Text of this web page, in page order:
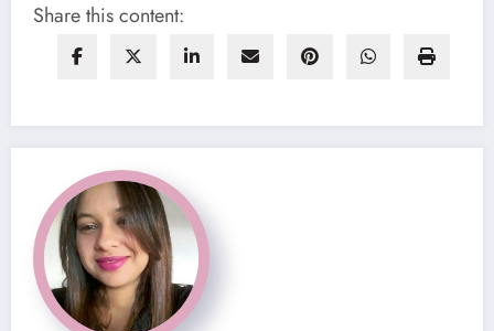
Share this content: